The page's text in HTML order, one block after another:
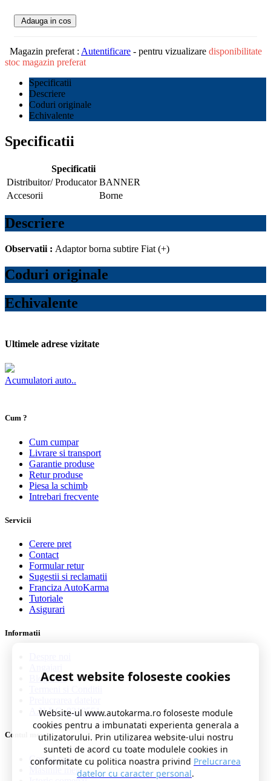
Adauga in cos
Magazin preferat : Autentificare - pentru vizualizare disponibilitate
stoc magazin preferat
Specificatii
Descriere
Coduri originale
Echivalente
Specificatii
Specificatii
Distribuitor/ Producator BANNER
Accesorii
Borne
Descriere
Observatii : Adaptor borna subtire Fiat (+)
Coduri originale
Echivalente
Ultimele adrese vizitate
Acumulatori auto..
Cum ?
Cum cumpar
Livrare si transport
Garantie produse
Retur produse
Piesa la schimb
Intrebari frecvente
Servicii
Cerere pret
Contact
Formular retur
Sugestii si reclamatii
Franciza AutoKarma
Tutoriale
Asigurari
Informatii
Blog auto
A.N.P.C. 0219551
Contul meu
Contul meu
Masinile mele
Acest website foloseste cookies
Website-ul www.autokarma.ro foloseste module
cookies pentru a imbunatati experienta generala a
utilizatorului. Prin utilizarea website-ului nostru
sunteti de acord cu toate modulele cookies in
conformitate cu politica noastra privind Prelucrarea
datelor cu caracter personal.